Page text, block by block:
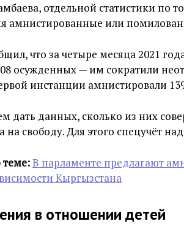
отдельной статистики по
амнистированные или
что за четыре месяца 2021
осужденных — им сократили
инстанции амнистировали
дать данных, сколько из них
на свободу. Для этого спецучёт
В парламенте предлагают
Кыргызстана
в отношении детей